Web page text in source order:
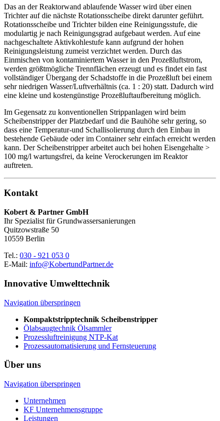
Das an der Reaktorwand ablaufende Wasser wird über einen
Trichter auf die nächste Rotationsscheibe direkt darunter geführt.
Rotationsscheibe und Trichter bilden eine Reinigungsstufe, die
modulartig je nach Reinigungsgrad aufgebaut werden. Auf eine
nachgeschaltete Aktivkohlestufe kann aufgrund der hohen
Reinigungsleistung zumeist verzichtet werden. Durch das
Einmischen von kontaminiertem Wasser in den Prozeßluftstrom,
werden größtmögliche Trennflächen erzeugt und es findet ein fast
vollständiger Übergang der Schadstoffe in die Prozeßluft bei einem
sehr niedrigen Wasser/Luftverhältnis (ca. 1 : 20) statt. Dadurch wird
eine kleine und kostengünstige Prozeßluftaufbereitung möglich.
Im Gegensatz zu konventionellen Strippanlagen wird beim
Scheibenstripper der Platzbedarf und die Bauhöhe sehr gering, so
dass eine Temperatur-und Schallisolierung durch den Einbau in
bestehende Gebäude oder im Container sehr einfach erreicht werden
kann. Der Scheibenstripper arbeitet auch bei hohen Eisengehalte >
100 mg/l wartungsfrei, da keine Verockerungen im Reaktor
auftreten.
Kontakt
Kobert & Partner GmbH
Ihr Spezialist für Grundwassersanierungen
Quitzowstraße 50
10559 Berlin
Tel.: 030 - 921 053 0
E-Mail: info@KobertundPartner.de
Innovative Umwelttechnik
Navigation überspringen
Kompaktstripptechnik Scheibenstripper
Ölabsaugtechnik Ölsammler
Prozessluftreinigung NTP-Kat
Prozessautomatisierung und Fernsteuerung
Über uns
Navigation überspringen
Unternehmen
KF Unternehmensgruppe
Leistungen